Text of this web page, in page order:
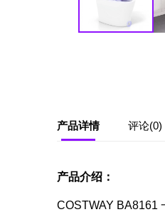
产品详情 评论(0)
产品介绍：
COSTWAY BA8161